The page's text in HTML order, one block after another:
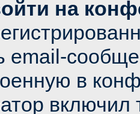
на
email-
в